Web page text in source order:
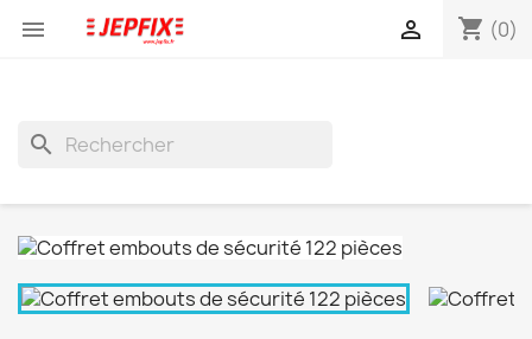
 shopping_cart (0)

search